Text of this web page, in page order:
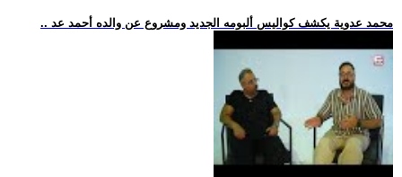
.. محمد عدوية يكشف كواليس ألبومه الجديد ومشروع عن والده أحمد عد